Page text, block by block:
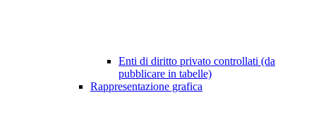
Enti di diritto privato controllati (da
pubblicare in tabelle)
Rappresentazione grafica